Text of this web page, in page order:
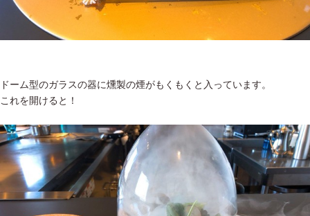
ドーム型のガラスの器に燻製の煙がもくもくと入っています。
これを開けると！